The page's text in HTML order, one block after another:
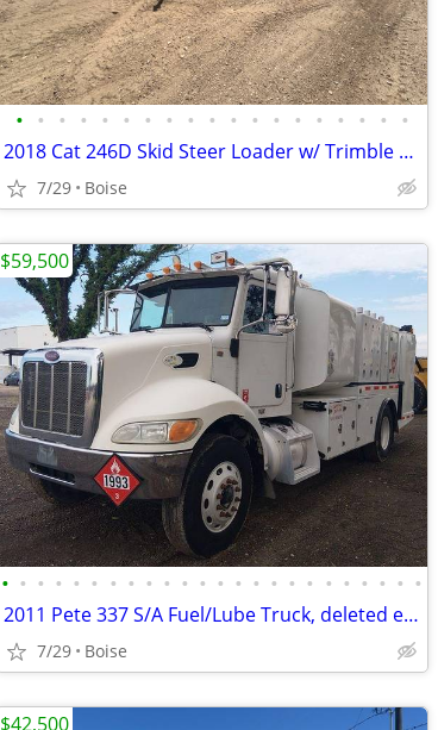
• • • • • • • • • • • • • • • • • • •
2018 Cat 246D Skid Steer Loader w/ Trimble Blade
7/29 Boise
• • • • • • • • • • • • • • • • • • • • • • • •
2011 Pete 337 S/A Fuel/Lube Truck, deleted emissions
7/29 Boise
$59,500
$42,500